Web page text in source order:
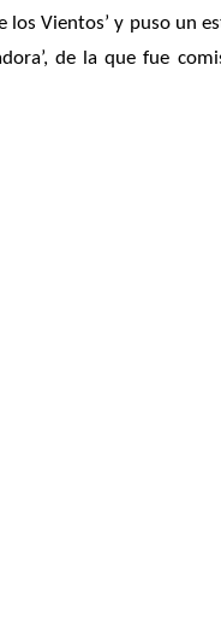
los Vientos’ y puso un
de la que fue